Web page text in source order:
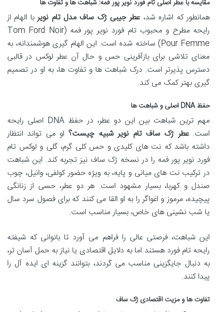
مقایسه با عطر اصلی تام فورد نویر پور فمه: شباهت ها و تفاوت ها
همانطور که اشاره شد،عطر جیبی ژک ساف مدل تام نویربا الهام از
رایحه مطرح و محبوب تام فورد نویر پور فمه (Tom Ford Noir
Pour Femme) ساخته شده است. این الهام گیری هوشمندانه، به
معنای تلاشی برای بازآفرینی حس و حال آن عطر لوکس در قالبی
دسترس پذیرتر است. درک شباهت ها و تفاوت ها، به او در تصمیم
گیری بهتر کمک می کند.
حفظ DNA اصلی و شباهت ها
مهم ترین شباهت بین این دو عطر، در حفظ DNA اصلی رایحه
است.عطر ژک ساف تام نویر شبیه چیست؟ او می تواند انتظار
داشته باشد که نت های کلیدی و حس کلی گرم، گلی و لوکس تام
فورد نویر پور فمه را در نسخه ژک ساف نیز تجربه کند. این شباهت
در ترکیب نت های میانی و پایه، به ویژه حضور کولفی، وانیل، چوب
صندل و کهربا، بسیار مشهود است. هر دو عطر، حسی از زنانگی
پیچیده، مرموز و اغواگر را به او القا می کنند که برای فصول سرد سال
یا شب نشینی های خاص، بسیار مناسب است.
این شباهت، فرصتی عالی را فراهم می آورد تا بانوانی که شیفته
رایحه تام فورد هستند اما به دلایل اقتصادی یا نیاز به حمل آسان تر،
به دنبال جایگزینی مناسب می گردند، بتوانند گزینه ای ایده آل را
پیدا کنند.
تفاوت ها و مزیت اقتصادی ژک ساف